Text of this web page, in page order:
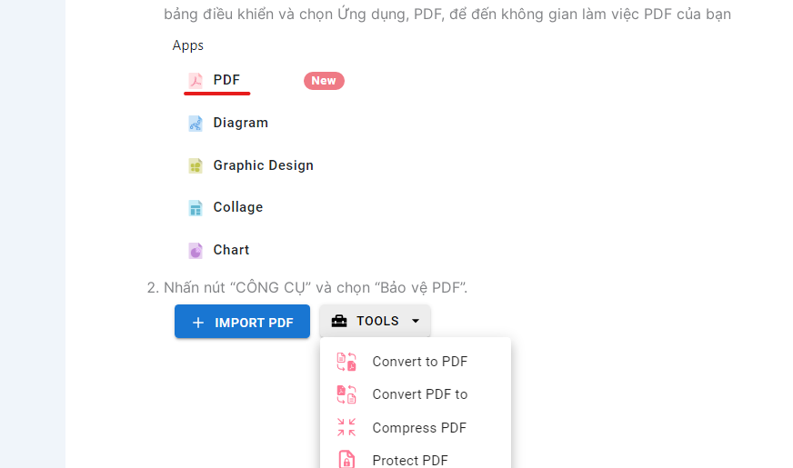
bảng điều khiển và chọn Ứng dụng, PDF, để đến không gian làm việc PDF của bạn
Nhấn nút “CÔNG CỤ” và chọn “Bảo vệ PDF”.